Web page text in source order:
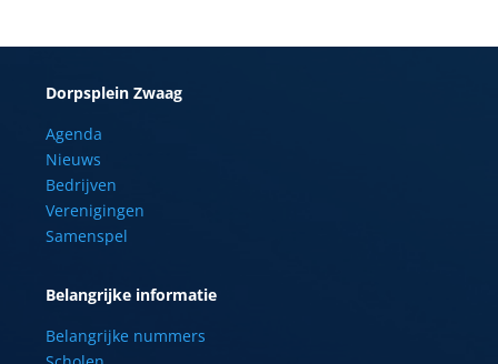
Dorpsplein Zwaag
Agenda
Nieuws
Bedrijven
Verenigingen
Samenspel
Belangrijke informatie
Belangrijke nummers